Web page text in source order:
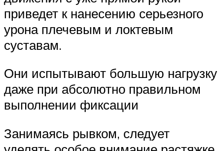
приведет к нанесению серьезного
урона плечевым и локтевым
суставам.
Они испытывают большую нагрузку
даже при абсолютно правильном
выполнении фиксации
Занимаясь рывком, следует